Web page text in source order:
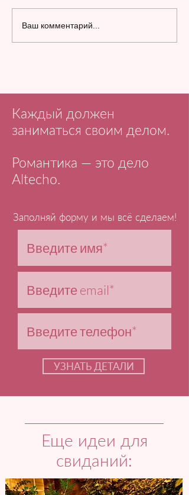
Ваш комментарий...
Каждый должен
заниматься своим делом.
Романтика — это дело
Altecho.
Заполняй форму и мы всё сделаем!
УЗНАТЬ ДЕТАЛИ
Еще идеи для
свиданий: